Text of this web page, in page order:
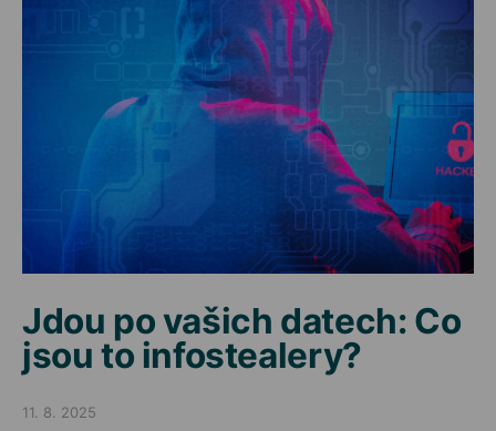
Jdou po vašich datech: Co
jsou to infostealery?
Posted on
11. 8. 2025